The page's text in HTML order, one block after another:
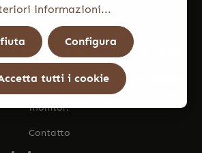
sono comprensivi di IVA più
ed eventuali spese di consegna, se non
indicato.
potrebbero presentare lievi differenze
reale, dovute a illuminazione e
monitor.
Contatto
informazioni...
Configura
tutti i cookie